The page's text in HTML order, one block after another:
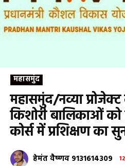
महासमुंद
महासमुंद/नव्या प्रोजेक्ट
किशोरी बालिकाओं
कोर्स में प्रशिक्षण का
हेमंत वैष्णव 9131614309